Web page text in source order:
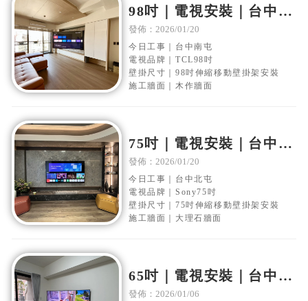
98吋｜電視安裝｜台中南
屯｜木作電視牆｜移動伸
縮壁掛架安裝
發佈：2026/01/20
今日工事｜台中南屯
電視品牌｜TCL98吋
壁掛尺寸｜98吋伸縮移動壁掛架安裝
施工牆面｜木作牆面
75吋｜電視安裝｜台中北
屯｜大理石電視牆｜移動
伸縮壁掛架安裝
發佈：2026/01/20
今日工事｜台中北屯
電視品牌｜Sony75吋
壁掛尺寸｜75吋伸縮移動壁掛架安裝
施工牆面｜大理石牆面
65吋｜電視安裝｜台中烏
日｜水泥電視牆｜移動伸
發佈：2026/01/06